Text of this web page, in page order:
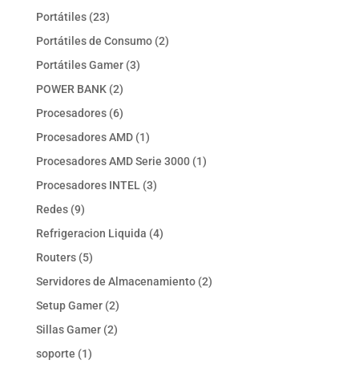
Portátiles 2323
productos
Portátiles de Consumo 22
Portátiles Gamer 33
POWER BANK 22
productos
Procesadores 66
productos
Procesadores AMD 11
producto
Procesadores AMD Serie 3000 11
Procesadores INTEL 33
Redes 99
productos
Refrigeracion Liquida 44
Routers 55
productos
Servidores de Almacenamiento 22
Setup Gamer 22
productos
Sillas Gamer 22
soporte 11